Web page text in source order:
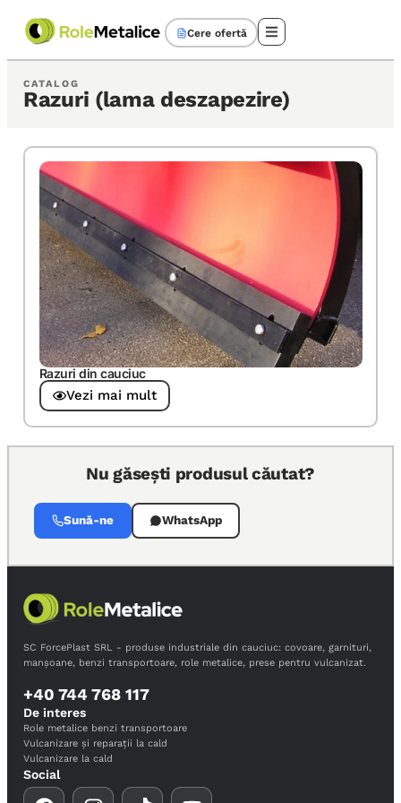
Cere ofertă
CATALOG
Razuri (lama deszapezire)
Razuri din cauciuc
Vezi mai mult
Nu găsești produsul căutat?
Sună-ne WhatsApp
SC ForcePlast SRL - produse industriale din cauciuc: covoare, garnituri,
manșoane, benzi transportoare, role metalice, prese pentru vulcanizat.
+40 744 768 117
De interes
Role metalice benzi transportoare
Vulcanizare și reparații la cald
Vulcanizare la cald
Social